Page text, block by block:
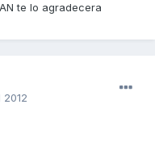
te lo agradecera